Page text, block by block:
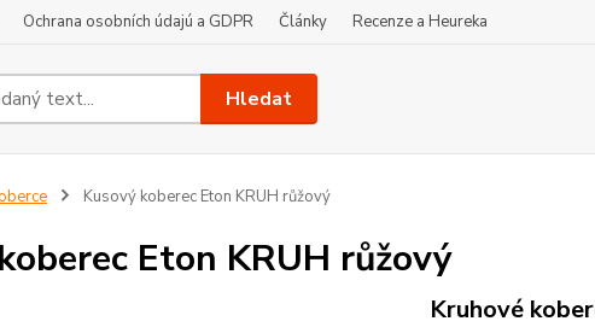
Ochrana osobních údajú a GDPR Články Recenze a Heureka
Hledat
Kusový koberec Eton KRUH růžový
Eton KRUH růžový
Kruhové